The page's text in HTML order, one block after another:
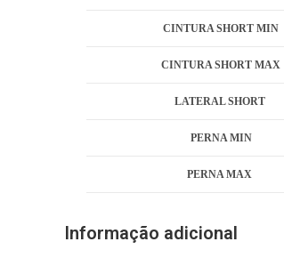
CINTURA SHORT MIN
CINTURA SHORT MAX
LATERAL SHORT
PERNA MIN
PERNA MAX
Informação adicional